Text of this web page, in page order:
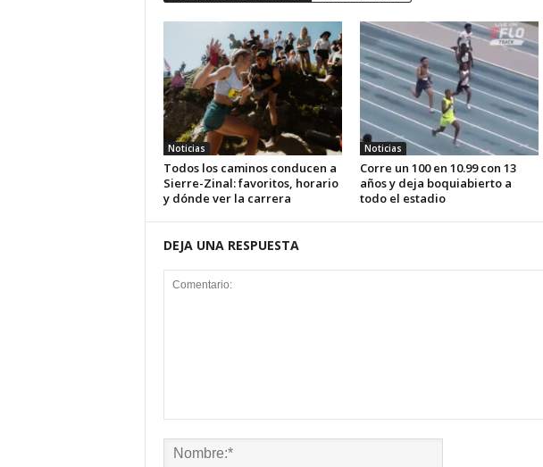
Noticias
Todos los caminos conducen a
Sierre-Zinal: favoritos, horario
y dónde ver la carrera
Noticias
Corre un 100 en 10.99 con 13
años y deja boquiabierto a
todo el estadio
DEJA UNA RESPUESTA